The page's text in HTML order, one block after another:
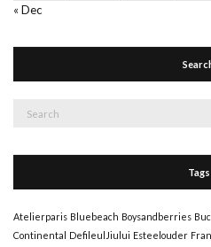
« Dec
Tags
Atelierparis Bluebeach Boysandberries
Continental DefileulJiului Esteelouder